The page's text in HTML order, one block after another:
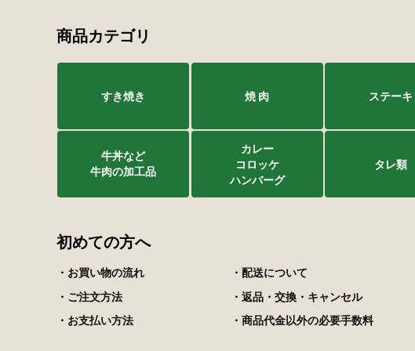
商品カテゴリ
すき焼き 焼 肉 ステーキ
牛丼など
牛肉の加工品
カレー
コロッケ
ハンバーグ
タレ類
初めての方へ
・お買い物の流れ
・配送について
・ご注文方法
・返品・交換・キャンセル
・お支払い方法
・商品代金以外の必要手数料